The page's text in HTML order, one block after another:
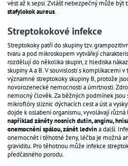
nejčastější
nejčastější
vrozené
vývojové
vady
plodu
infekční
nemoci
poševní
výtoky
torch
infekce
vést až k sepsi. Zvlášť nebezpečný může být
stafylokok aureus
Streptokokové infekce
Streptokoky patří do skupiny tzv.
tvaru a pod mikroskopem vytvářejí
rozdělují do několika skupin, z hlediska
skupiny A a B. V souvislosti s komplikacemi
významné streptokoky skupiny B, protože
novorozenecké nemocnosti a úmrtnosti.
nemocný člověk. Za běžných podmínek
mikroflóry sliznic dýchacích cest a úst a
dojde k oslabení organismu, vyvolávají různá
například záněty nosních dutin, angínu,
onemocnění spálou, zánět ledvina další.
onemocnět i těhotné ženy, léčba je možná
graviditu. Pro těhotnou může infekce
předčasného porodu.